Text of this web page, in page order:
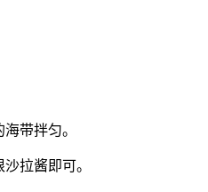
带拌匀。
拉酱即可。